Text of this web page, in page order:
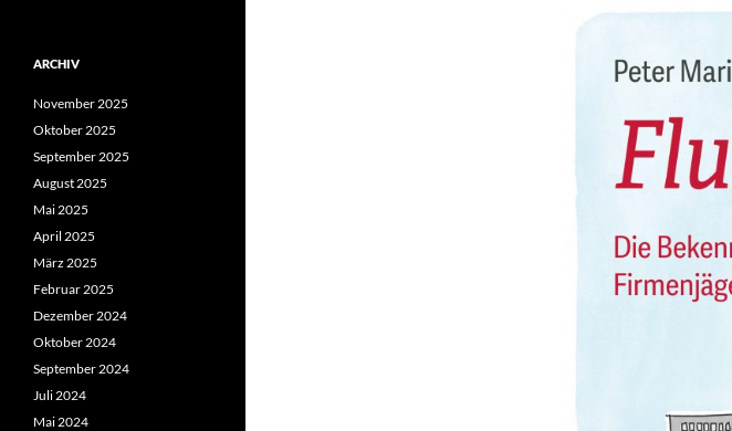
ARCHIV
November 2025
Oktober 2025
September 2025
August 2025
Mai 2025
April 2025
März 2025
Februar 2025
Dezember 2024
Oktober 2024
September 2024
Juli 2024
Mai 2024